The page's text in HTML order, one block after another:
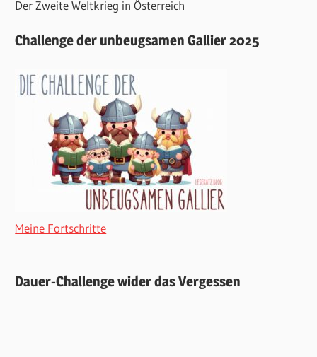
Der Zweite Weltkrieg in Österreich
Challenge der unbeugsamen Gallier 2025
Meine Fortschritte
Dauer-Challenge wider das Vergessen